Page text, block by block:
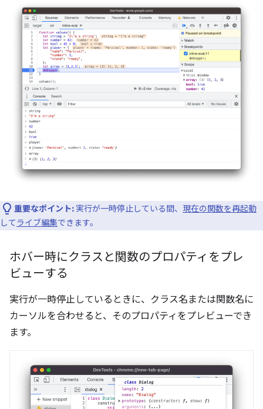
重要なポイント: 実行が一時停止している間、 現在の関数を再起動
してライブ編集できます。
ホバー時にクラスと関数のプロパティをプレ
ビューする
実行が一時停止しているときに、クラス名または関数名に
カーソルを合わせると、そのプロパティをプレビューでき
ます。